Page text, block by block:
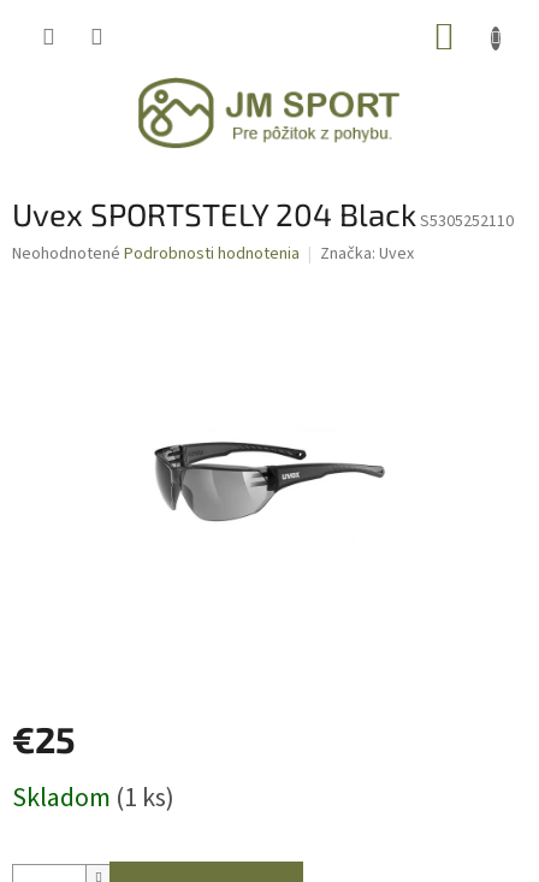
Uvex SPORTSTELY 204 Black S5305252110
Priemerné
Neohodnotené Podrobnosti hodnotenia Značka: Uvex
€25
cena:
Skladom (1 ks)